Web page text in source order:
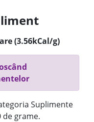
(3.56kCal/g)
Suplimente
de grame.